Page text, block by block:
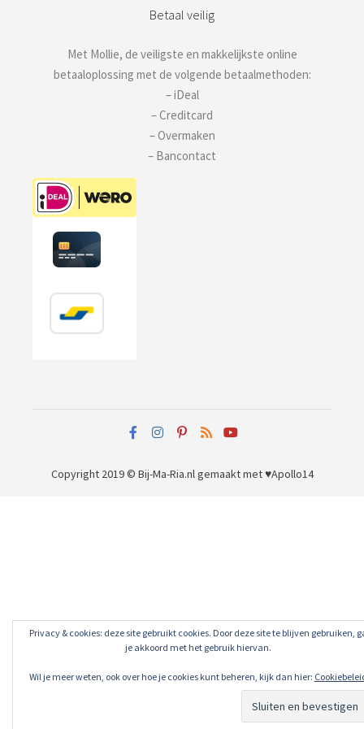
Betaal veilig
Met Mollie, de veiligste en makkelijkste online
betaaloplossing met de volgende betaalmethoden:
– iDeal
– Creditcard
– Overmaken
– Bancontact
Privacy & cookies: deze site gebruikt cookies. Door deze site te blijven gebruiken,
je akkoord met het gebruik hiervan.
Wil je meer weten, ook over hoe je cookies kunt beheren, kijk dan hier:
Copyright 2019 © Bij-Ma-Ria.nlgemaakt met ♥Apollo14